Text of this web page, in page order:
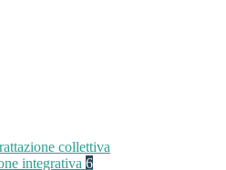
collettiva
integrativa 6